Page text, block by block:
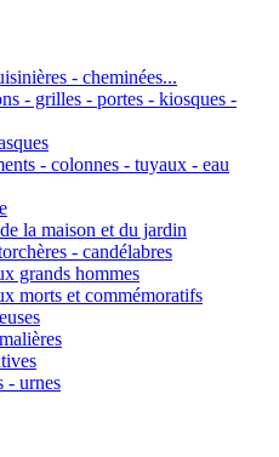
- cheminées...
- grilles - portes - kiosques -
- colonnes - tuyaux - eau
la maison et du jardin
- candélabres
grands hommes
morts et commémoratifs
- urnes